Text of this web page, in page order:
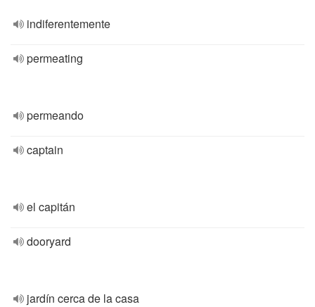
indiferentemente
permeating
permeando
captain
el capitán
dooryard
jardín cerca de la casa